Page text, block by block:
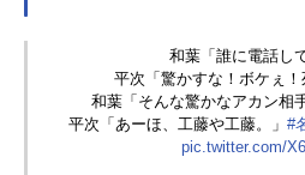
和葉「誰に電話し
平次「驚かすな！ボケぇ！
和葉「そんな驚かなアカン相
平次「あーほ、工藤や工藤。」#
pic.twitter.com/